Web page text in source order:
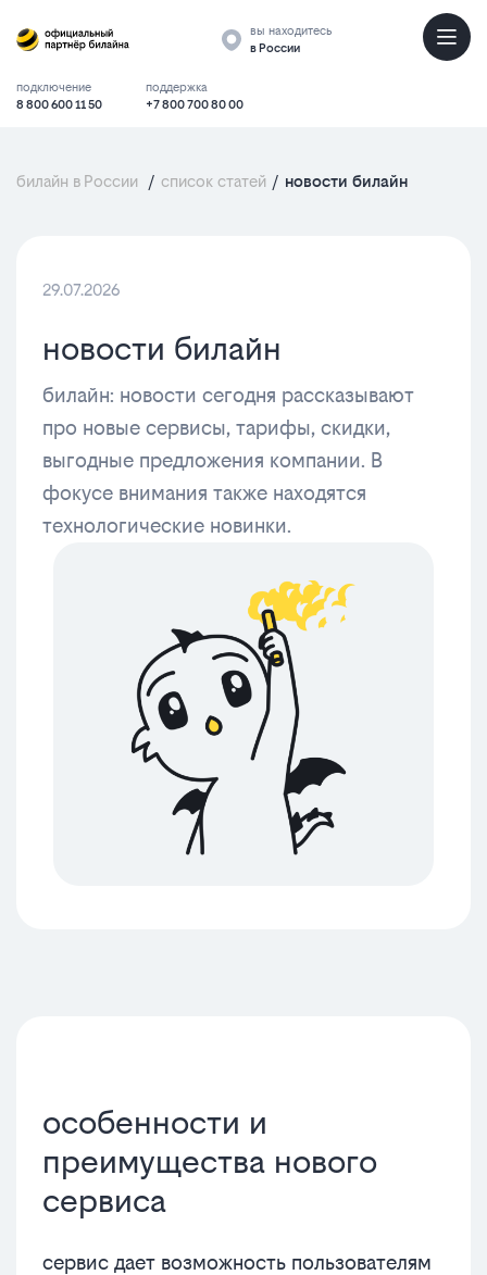
вы находитесь
в России
подключение
8 800 600 11 50
поддержка
+7 800 700 80 00
билайн в России / список статей / новости билайн
29.07.2026
новости билайн
билайн: новости сегодня рассказывают
про новые сервисы, тарифы, скидки,
выгодные предложения компании. В
фокусе внимания также находятся
технологические новинки.
особенности и
преимущества нового
сервиса
сервис дает возможность пользователям